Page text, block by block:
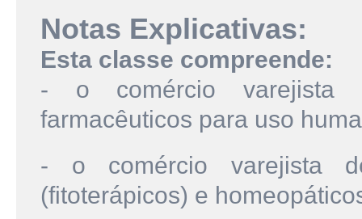
Notas Explicativas:
Esta classe compreende:
- o comércio varejista
farmacêuticos para uso
- o comércio varejista
(fitoterápicos) e